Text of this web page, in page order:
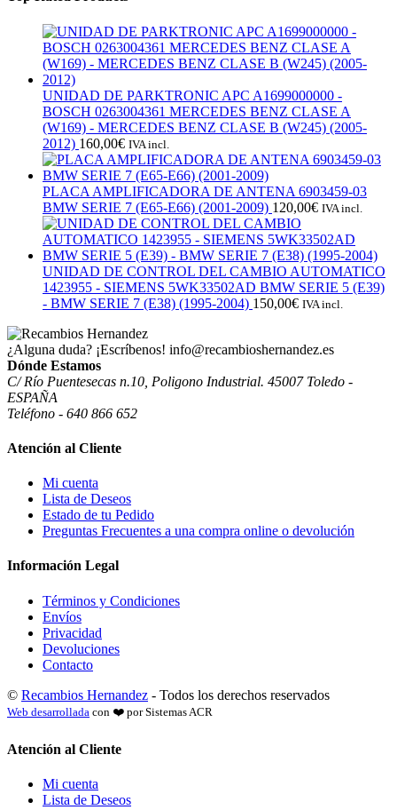
UNIDAD DE PARKTRONIC APC A1699000000 -
BOSCH 0263004361 MERCEDES BENZ CLASE A
(W169) - MERCEDES BENZ CLASE B (W245) (2005-
2012) 160,00€ IVA incl.
PLACA AMPLIFICADORA DE ANTENA 6903459-03
BMW SERIE 7 (E65-E66) (2001-2009) 120,00€ IVA incl.
UNIDAD DE CONTROL DEL CAMBIO AUTOMATICO
1423955 - SIEMENS 5WK33502AD BMW SERIE 5 (E39)
- BMW SERIE 7 (E38) (1995-2004) 150,00€ IVA incl.
¿Alguna duda? ¡Escríbenos! info@recambioshernandez.es
Dónde Estamos
C/ Río Puentesecas n.10, Poligono Industrial. 45007 Toledo -
ESPAÑA
Teléfono - 640 866 652
Atención al Cliente
Mi cuenta
Lista de Deseos
Estado de tu Pedido
Preguntas Frecuentes a una compra online o devolución
Información Legal
Términos y Condiciones
Envíos
Privacidad
Devoluciones
Contacto
© Recambios Hernandez - Todos los derechos reservados
Web desarrollada con ❤️ por Sistemas ACR
Atención al Cliente
Mi cuenta
Lista de Deseos